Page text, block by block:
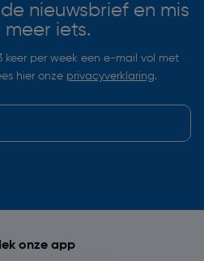
nieuwsbrief en mis
iets.
keer per week een e-mail vol met
hier onze privacyverklaring.
onze app